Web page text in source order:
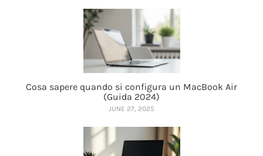
Cosa sapere quando si configura un MacBook Air
(Guida 2024)
JUNE 27, 2025